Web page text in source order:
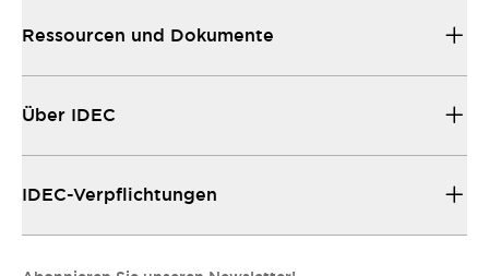
Ressourcen und Dokumente
Über IDEC
IDEC-Verpflichtungen